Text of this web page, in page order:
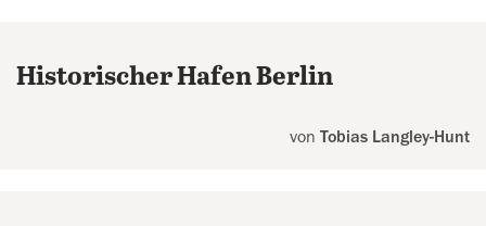
Historischer Hafen Berlin
von Tobias Langley-Hunt